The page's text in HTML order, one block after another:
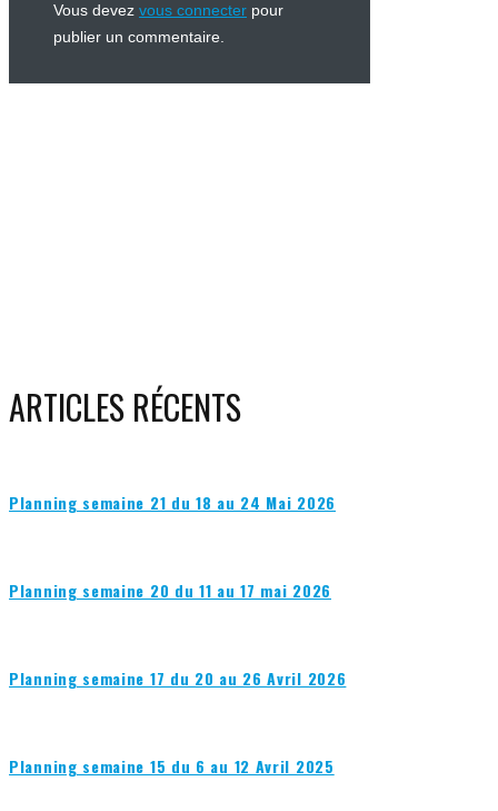
Vous devez vous connecter pour
publier un commentaire.
ARTICLES RÉCENTS
Planning semaine 21 du 18 au 24 Mai 2026
Planning semaine 20 du 11 au 17 mai 2026
Planning semaine 17 du 20 au 26 Avril 2026
Planning semaine 15 du 6 au 12 Avril 2025